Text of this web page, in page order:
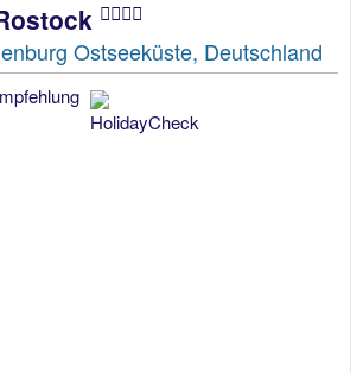
Ostseeküste, Deutschland